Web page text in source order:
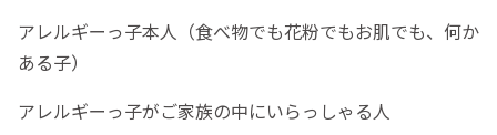
アレルギーっ子本人（食べ物でも花粉でもお肌でも、何か
ある子）
アレルギーっ子がご家族の中にいらっしゃる人